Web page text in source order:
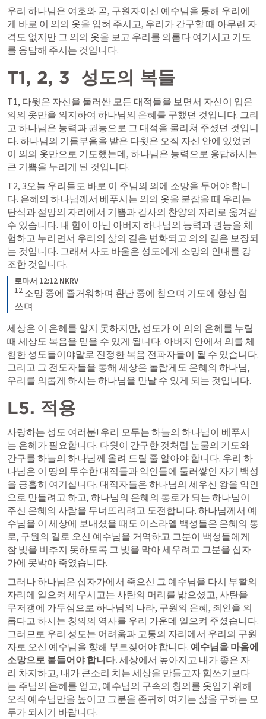
우리 하나님은 여호와 곧, 구원자이신 예수님을 통해 우리에
게 바로 이 의의 옷을 입혀 주시고, 우리가 간구할 때 아무런 자
격도 없지만 그 의의 옷을 보고 우리를 의롭다 여기시고 기도
를 응답해 주시는 것입니다.
T1, 2, 3  성도의 복들
T1, 다윗은 자신을 둘러싼 모든 대적들을 보면서 자신이 입은
의의 옷만을 의지하여 하나님의 은혜를 구했던 것입니다. 그리
고 하나님은 능력과 권능으로 그 대적을 물리쳐 주셨던 것입니
다. 하나님의 기름부음을 받은 다윗은 오직 자신 안에 있었던
이 의의 옷만으로 기도했는데, 하나님은 능력으로 응답하시는
큰 기쁨을 누리게 된 것입니다.
T2, 3오늘 우리들도 바로 이 주님의 의에 소망을 두어야 합니
다. 은혜의 하나님께서 베푸시는 의의 옷을 붙잡을 때 우리는
탄식과 절망의 자리에서 기쁨과 감사의 찬양의 자리로 옮겨갈
수 있습니다. 내 힘이 아닌 아버지 하나님의 능력과 권능을 체
험하고 누리면서 우리의 삶의 길은 변화되고 의의 길은 보장되
는 것입니다. 그래서 사도 바울은 성도에게 소망의 인내를 강
조한 것입니다.
로마서 12:12 NKRV
12 소망 중에 즐거워하며 환난 중에 참으며 기도에 항상 힘
쓰며
세상은 이 은혜를 알지 못하지만, 성도가 이 의의 은혜를 누릴
때 세상도 복음을 믿을 수 있게 됩니다. 아버지 안에서 의를 체
험한 성도들이야말로 진정한 복음 전파자들이 될 수 있습니다.
그리고 그 전도자들을 통해 세상은 놀랍게도 은혜의 하나님,
우리를 의롭게 하시는 하나님을 만날 수 있게 되는 것입니다.
L5. 적용
사랑하는 성도 여러분! 우리 모두는 하늘의 하나님이 베푸시
는 은혜가 필요합니다. 다윗이 간구한 것처럼 눈물의 기도와
간구를 하늘의 하나님께 올려 드릴 줄 알아야 합니다. 우리 하
나님은 이 땅의 무수한 대적들과 악인들에 둘러쌓인 자기 백성
을 긍휼히 여기십니다. 대적자들은 하나님의 세우신 왕을 악인
으로 만들려고 하고, 하나님의 은혜의 통로가 되는 하나님이
주신 은혜의 사람을 무너뜨리려고 도전합니다. 하나님께서 예
수님을 이 세상에 보내셨을 때도 이스라엘 백성들은 은혜의 통
로, 구원의 길로 오신 예수님을 거역하고 그분이 백성들에게
참 빛을 비추지 못하도록 그 빛을 막아 세우려고 그분을 십자
가에 못박아 죽였습니다.
그러나 하나님은 십자가에서 죽으신 그 예수님을 다시 부활의
자리에 일으켜 세우시고는 사탄의 머리를 밟으셨고, 사탄을
무저갱에 가두심으로 하나님의 나라, 구원의 은혜, 죄인을 의
롭다고 하시는 칭의의 역사를 우리 가운데 일으켜 주셨습니다.
그러므로 우리 성도는 어려움과 고통의 자리에서 우리의 구원
자로 오신 예수님을 향해 부르짖어야 합니다. 예수님을 마음에
소망으로 붙들어야 합니다. 세상에서 높아지고 내가 좋은 자
리 차지하고, 내가 큰소리 치는 세상을 만들고자 힘쓰기보다
는 주님의 은혜를 얻고, 예수님의 구속의 칭의를 옷입기 위해
오직 예수님만을 높이고 그분을 존귀히 여기는 삶을 구하는 모
두가 되시기 바랍니다.